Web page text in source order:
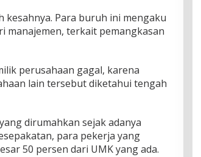
kesahnya. Para buruh ini mengaku
manajemen, terkait pemangkasan
perusahaan gagal, karena
lain tersebut diketahui tengah
dirumahkan sejak adanya
para pekerja yang
50 persen dari UMK yang ada.